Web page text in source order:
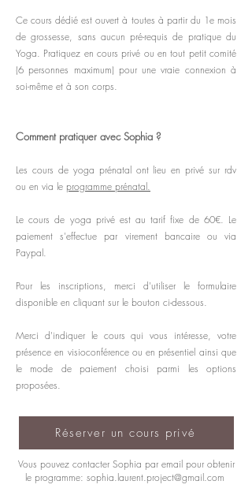
Ce cours dédié est ouvert à toutes à partir du 1e mois
de grossesse, sans aucun pré-requis de pratique du
Yoga. Pratiquez en cours privé ou en tout petit comité
(6 personnes maximum) pour une vraie connexion à
soi-même et à son corps.
Comment pratiquer avec Sophia ?
Les cours de yoga prénatal ont lieu en privésur rdv
ou en via le programme prénatal.
Le cours de yoga privé est au tarif fixe de 60€. Le
paiement s'effectue par virement bancaire ou via
Paypal.
Pour les inscriptions, merci d'utiliser le formulaire
disponible en cliquant sur le bouton ci-dessous.
Merci d'indiquer le cours qui vous intéresse, votre
présence en visioconférence ou en présentiel ainsi que
le mode de paiement choisi parmi les options
proposées.
Réserver un cours privé
Vous pouvez contacter Sophia par email pour obtenir
le programme: sophia.laurent.project@gmail.com